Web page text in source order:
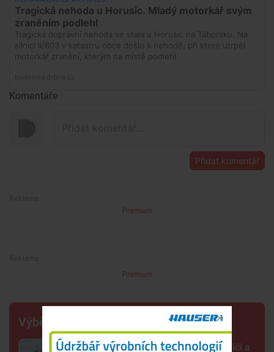
Komentáře
Přidat komentář
Premium
Premium
Výběr šéfredaktora
Spěchali ke zraněnému dítěti. Hasiči a